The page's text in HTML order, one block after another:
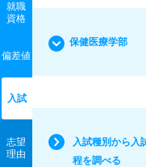
就職
資格
偏差値
入試
志望
理由
保健医療学部
入試種別から入
程を調べる